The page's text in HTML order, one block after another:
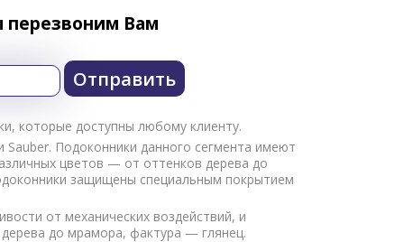
перезвоним Вам
которые доступны любому клиенту.
Подоконники данного сегмента имеют
цветов — от оттенков дерева до
защищены специальным покрытием
от механических воздействий, и
до мрамора, фактура — глянец.